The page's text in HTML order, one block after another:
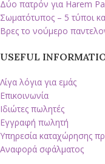
Δύο πατρόν για Harem
Σωματότυπος – 5 τύποι
Βρες το νούμερο
USEFUL
Λίγα λόγια για εμάς
Επικοινωνία
Ιδιώτες πωλητές
Εγγραφή πωλητή
Υπηρεσία καταχώρησης
Αναφορά σφάλματος